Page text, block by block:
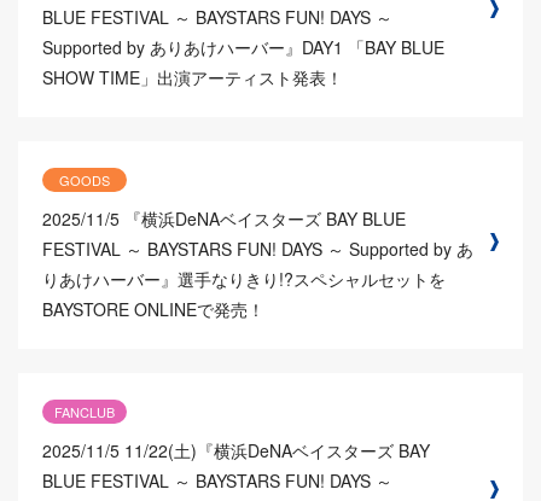
BLUE FESTIVAL ～ BAYSTARS FUN! DAYS ～
Supported by ありあけハーバー』DAY1 「BAY BLUE
SHOW TIME」出演アーティスト発表！
GOODS
2025/11/5 『横浜DeNAベイスターズ BAY BLUE
FESTIVAL ～ BAYSTARS FUN! DAYS ～ Supported by あ
りあけハーバー』選手なりきり!?スペシャルセットを
BAYSTORE ONLINEで発売！
FANCLUB
2025/11/5 11/22(土)『横浜DeNAベイスターズ BAY
BLUE FESTIVAL ～ BAYSTARS FUN! DAYS ～